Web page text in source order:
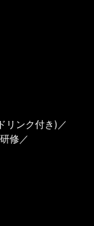
リンク付き)
修